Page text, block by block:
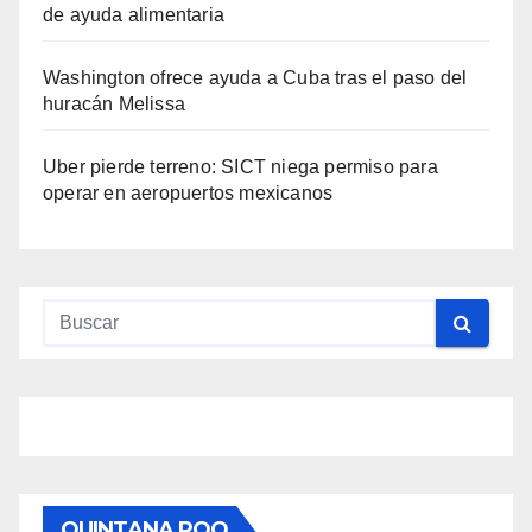
de ayuda alimentaria
Washington ofrece ayuda a Cuba tras el paso del
huracán Melissa
Uber pierde terreno: SICT niega permiso para
operar en aeropuertos mexicanos